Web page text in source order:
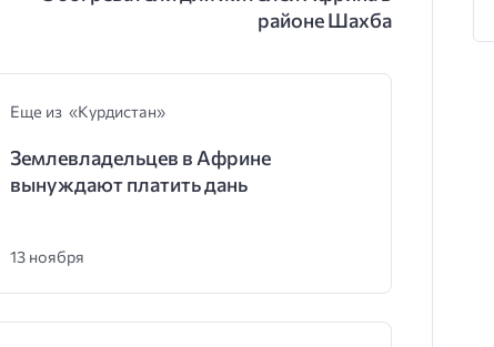
районе Шахба
Еще из «Курдистан»
Землевладельцев в Африне
вынуждают платить дань
13 ноября